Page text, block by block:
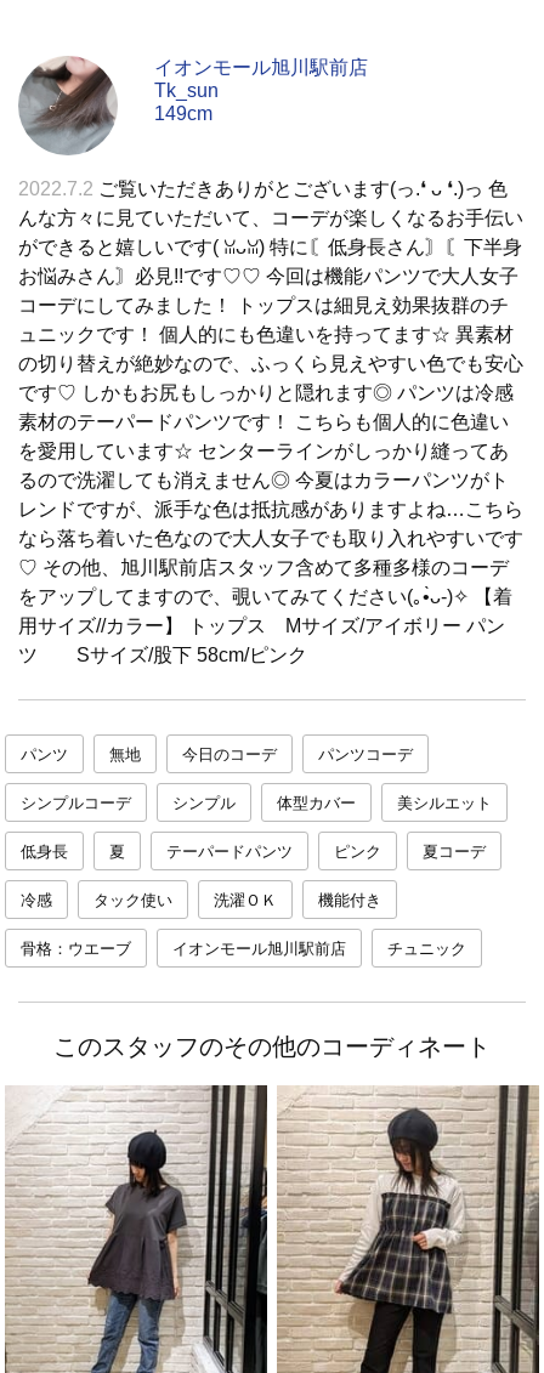
イオンモール旭川駅前店
Tk_sun
149cm
2022.7.2 ご覧いただきありがとございます(っ.❛ ᴗ ❛.)っ 色
んな方々に見ていただいて、コーデが楽しくなるお手伝い
ができると嬉しいです( ꈍᴗꈍ) 特に〘低身長さん〙〘下半身
お悩みさん〙必見!!です♡♡ 今回は機能パンツで大人女子
コーデにしてみました！ トップスは細見え効果抜群のチ
ュニックです！ 個人的にも色違いを持ってます☆ 異素材
の切り替えが絶妙なので、ふっくら見えやすい色でも安心
です♡ しかもお尻もしっかりと隠れます◎ パンツは冷感
素材のテーパードパンツです！ こちらも個人的に色違い
を愛用しています☆ センターラインがしっかり縫ってあ
るので洗濯しても消えません◎ 今夏はカラーパンツがト
レンドですが、派手な色は抵抗感がありますよね…こちら
なら落ち着いた色なので大人女子でも取り入れやすいです
♡ その他、旭川駅前店スタッフ含めて多種多様のコーデ
をアップしてますので、覗いてみてください(｡•̀ᴗ-)✧ 【着
用サイズ//カラー】 トップス Mサイズ/アイボリー パン
ツ Sサイズ/股下 58cm/ピンク
パンツ 無地 今日のコーデ パンツコーデ
シンプルコーデ シンプル 体型カバー 美シルエット
低身長 夏 テーパードパンツ ピンク 夏コーデ
冷感 タック使い 洗濯ＯＫ 機能付き
骨格：ウエーブ イオンモール旭川駅前店 チュニック
このスタッフのその他のコーディネート